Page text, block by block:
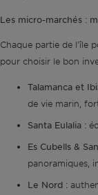
Les micro-marchés :
Chaque partie de l'île
pour choisir le bon
Talamanca et
de vie marin,
Santa Eulalia :
Es Cubells &
panoramiques,
Le Nord :